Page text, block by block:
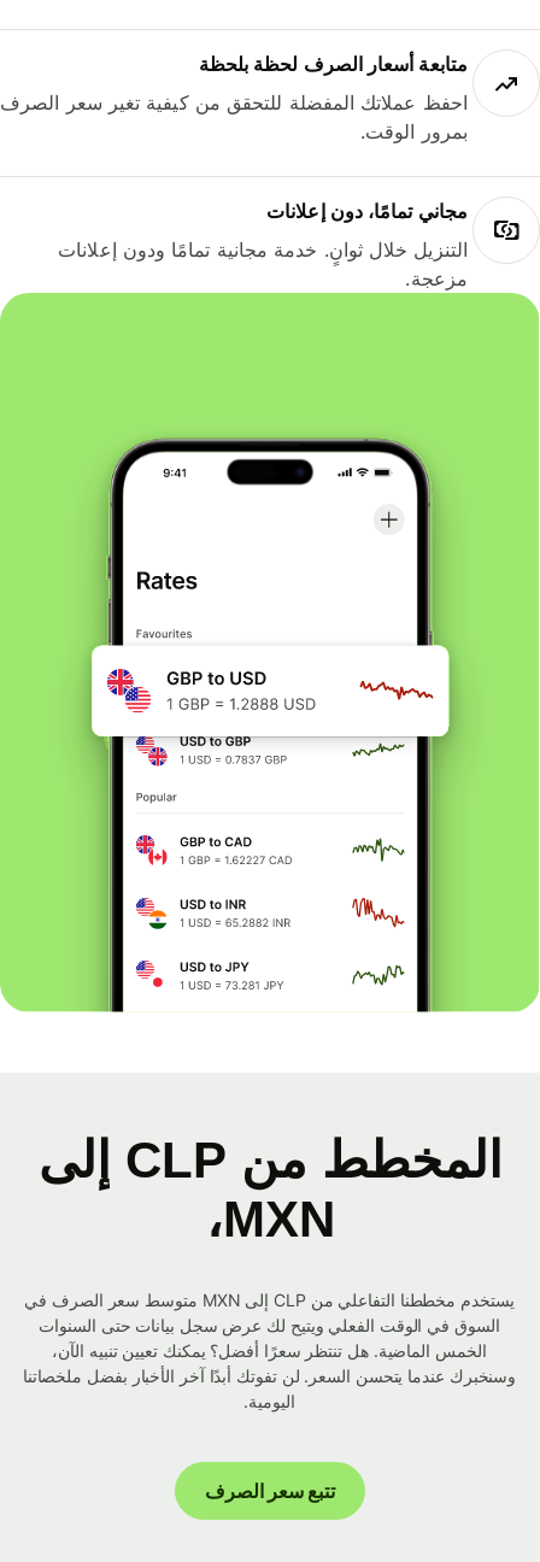
متابعة أسعار الصرف لحظة بلحظة
احفظ عملاتك المفضلة للتحقق من كيفية تغير سعر الصرف
بمرور الوقت.
مجاني تمامًا، دون إعلانات
التنزيل خلال ثوانٍ. خدمة مجانية تمامًا ودون إعلانات
مزعجة.
المخطط من CLP إلى
MXN،
يستخدم مخططنا التفاعلي من CLP إلى MXN متوسط ​​سعر الصرف في
السوق في الوقت الفعلي ويتيح لك عرض سجل بيانات حتى السنوات
الخمس الماضية. هل تنتظر سعرًا أفضل؟ يمكنك تعيين تنبيه الآن،
وسنخبرك عندما يتحسن السعر. لن تفوتك أبدًا آخر الأخبار بفضل ملخصاتنا
اليومية.
تتبع سعر الصرف